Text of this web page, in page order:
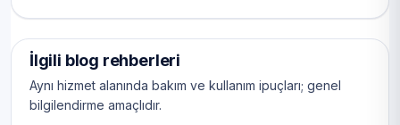
İlgili blog rehberleri
Aynı hizmet alanında bakım ve kullanım ipuçları; genel
bilgilendirme amaçlıdır.